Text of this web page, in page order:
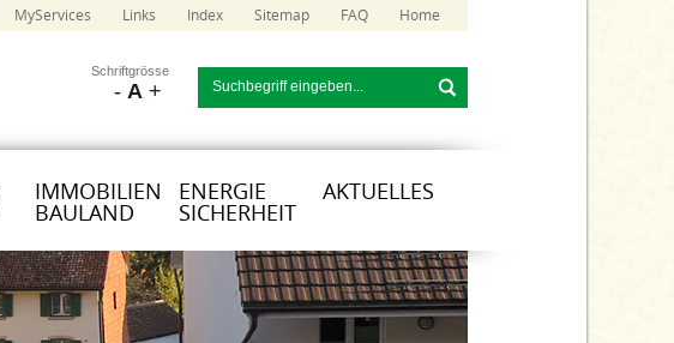
MyServices Links Index Sitemap FAQ Home
-
Schriftgrösse
A +
IMMOBILIEN
BAULAND
ENERGIE
SICHERHEIT
AKTUELLES